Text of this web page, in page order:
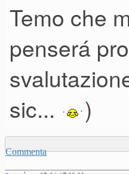
Temo che
penserá
sic...
)
Commenta